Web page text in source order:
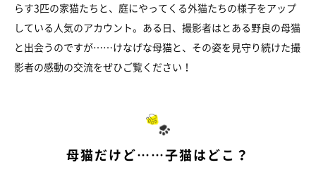
らす3匹の家猫たちと、庭にやってくる外猫たちの様子をアップ
している人気のアカウント。ある日、撮影者はとある野良の母猫
と出会うのですが……けなげな母猫と、その姿を見守り続けた撮
影者の感動の交流をぜひご覧ください！
母猫だけど……子猫はどこ？